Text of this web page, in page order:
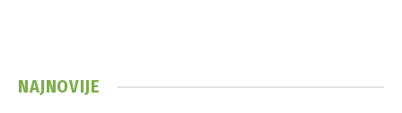
NAJNOVIJE